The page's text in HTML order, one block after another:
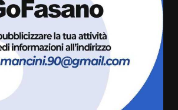
Fasanese ferito a colpi di arma
da fuoco
6 Agosto 2026 18:13
Carta d’identità: continua il piano
di aperture straordinarie del
Comune di Fasano